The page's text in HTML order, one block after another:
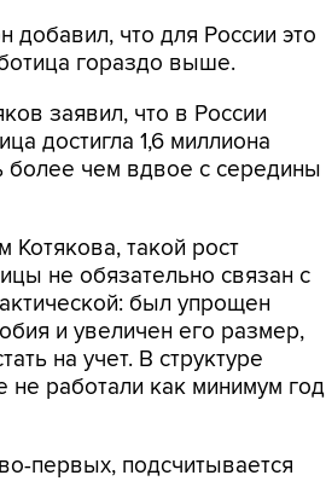
что для России это
гораздо выше.
заявил, что в России
достигла 1,6 миллиона
более чем вдвое с середины
Котякова, такой рост
не обязательно связан с
был упрощен
и увеличен его размер,
на учет. В структуре
не работали как минимум год
первых, подсчитывается